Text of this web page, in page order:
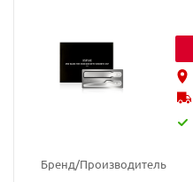
Бренд/Производитель